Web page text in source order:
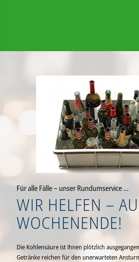
Für alle Fälle – unser Rundumservice …
WIR HELFEN –
WOCHENENDE!
Die Kohlensäure ist Ihnen plötzlich
Getränke reichen für den unerwarteten